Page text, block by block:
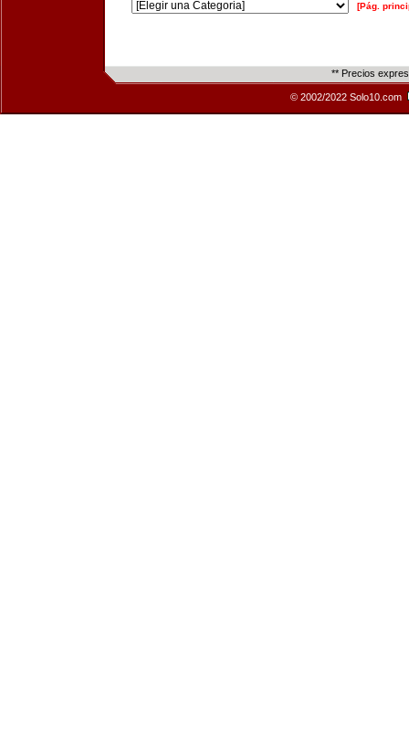
[Pág.
** Precios
© 2002/2022 Solo10.com